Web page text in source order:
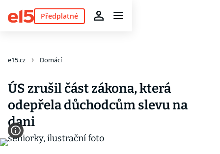
Předplatné
e15.cz Domácí
ÚS zrušil část zákona, která
odepřela důchodcům slevu na
dani